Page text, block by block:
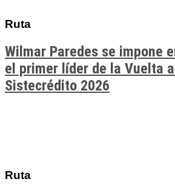
Ruta
Wilmar Paredes se impone
el primer líder de la Vuelta
Sistecrédito 2026
Ruta